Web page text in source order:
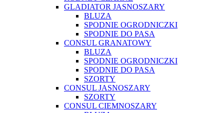
GLADIATOR JASNOSZARY
BLUZA
SPODNIE OGRODNICZKI
SPODNIE DO PASA
CONSUL GRANATOWY
BLUZA
SPODNIE OGRODNICZKI
SPODNIE DO PASA
SZORTY
CONSUL JASNOSZARY
SZORTY
CONSUL CIEMNOSZARY